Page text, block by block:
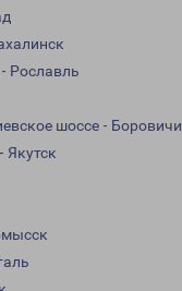
Рославль
шоссе - Боровичи
Якутск